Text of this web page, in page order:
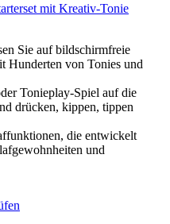
mit Kreativ-Tonie
Sie auf bildschirmfreie
Hunderten von Tonies und
Tonieplay-Spiel auf die
drücken, kippen, tippen
die entwickelt
und